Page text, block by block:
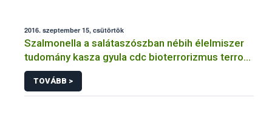
2016. szeptember 15, csütörtök
Szalmonella a salátaszószban nébih élelmiszer
tudomány kasza gyula cdc bioterrorizmus terror
lépfene
TOVÁBB >